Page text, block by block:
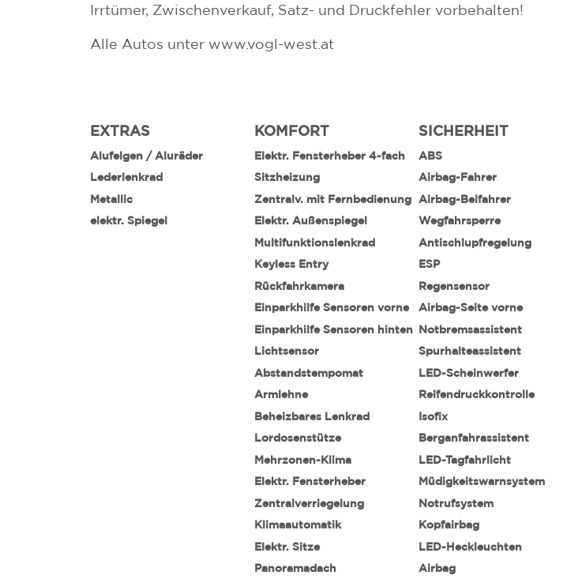
Irrtümer, Zwischenverkauf, Satz- und Druckfehler vorbehalten!
Alle Autos unter www.vogl-west.at
EXTRAS
Alufelgen / Aluräder
Lederlenkrad
Metallic
elektr. Spiegel
KOMFORT
Elektr. Fensterheber 4-fach
Sitzheizung
Zentralv. mit Fernbedienung
Elektr. Außenspiegel
Multifunktionslenkrad
Keyless Entry
Rückfahrkamera
Einparkhilfe Sensoren vorne
Einparkhilfe Sensoren hinten
Lichtsensor
Abstandstempomat
Armlehne
Beheizbares Lenkrad
Lordosenstütze
Mehrzonen-Klima
Elektr. Fensterheber
Zentralverriegelung
Klimaautomatik
Elektr. Sitze
Panoramadach
SICHERHEIT
ABS
Airbag-Fahrer
Airbag-Beifahrer
Wegfahrsperre
Antischlupfregelung
ESP
Regensensor
Airbag-Seite vorne
Notbremsassistent
Spurhalteassistent
LED-Scheinwerfer
Reifendruckkontrolle
Isofix
Berganfahrassistent
LED-Tagfahrlicht
Müdigkeitswarnsystem
Notrufsystem
Kopfairbag
LED-Heckleuchten
Airbag